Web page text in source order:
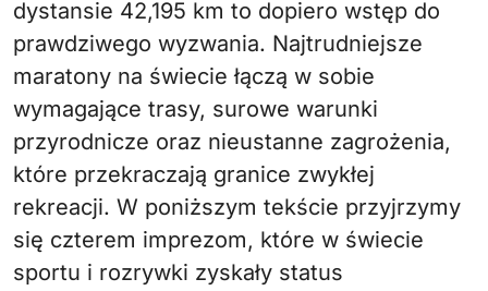
dystansie 42,195 km to dopiero wstęp do
prawdziwego wyzwania. Najtrudniejsze
maratony na świecie łączą w sobie
wymagające trasy, surowe warunki
przyrodnicze oraz nieustanne zagrożenia,
które przekraczają granice zwykłej
rekreacji. W poniższym tekście przyjrzymy
się czterem imprezom, które w świecie
sportu i rozrywki zyskały status